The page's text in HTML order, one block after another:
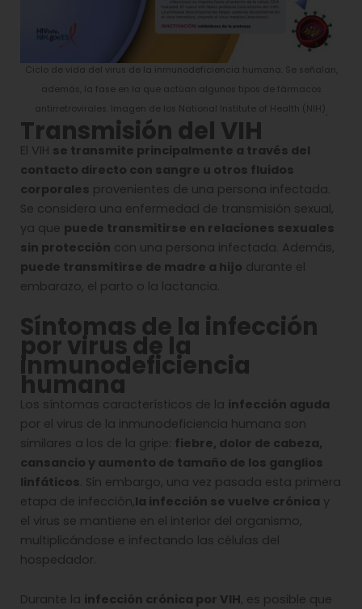
Ciclo de vida del virus de la inmunodeficiencia humana. Se señalan,
además, la fase en la que actúan algunos tipos de fármacos
antirretrovirales. Imagen de los National Institute of Health (NIH).
Transmisión del VIH
El VIH se transmite principalmente a través del
contacto directo con sangre u otros fluidos
corporales provenientes de una persona infectada.
Se considera una enfermedad de transmisión sexual,
ya que puede transmitirse en relaciones sexuales
sin protección con una persona infectada. Además,
puede transmitirse de madre a hijo durante el
embarazo, el parto o la lactancia.
Síntomas de la infección
por virus de la
inmunodeficiencia
humana
Los síntomas característicos de la infección aguda
por el virus de la inmunodeficiencia humana son
similares a los de la gripe: fiebre, dolor de cabeza,
cansancio y aumento de tamaño de los ganglios
linfáticos. Sin embargo, una vez pasada esta primera
etapa de infección,la infección se vuelve crónica y
el virus se mantiene en el interior del organismo,
multiplicándose e infectando las células del
hospedador.
Durante la infección crónica por VIH, es posible que